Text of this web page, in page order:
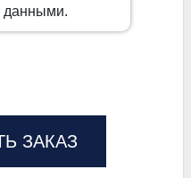
данными.
ЗАКАЗ